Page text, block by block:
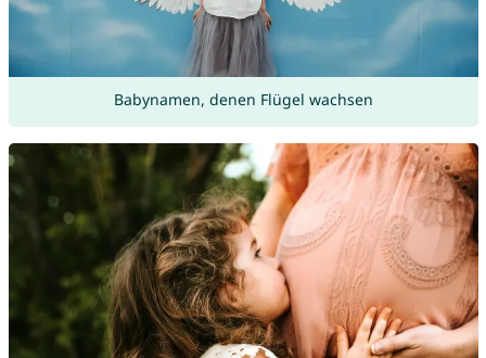
Babynamen, denen Flügel wachsen